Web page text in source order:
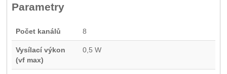
Parametry
Počet kanálů 8
Vysílací výkon
(vf max)
0,5 W